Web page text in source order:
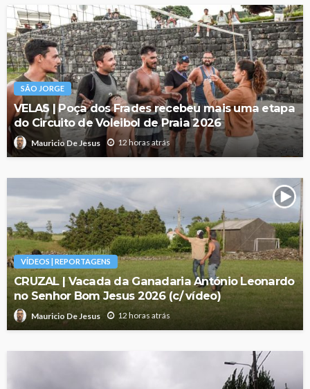
SÃO JORGE
VELAS | Poça dos Frades recebeu mais uma etapa
do Circuito de Voleibol de Praia 2026
Mauricio De Jesus 12 horas atrás
VÍDEOS | REPORTAGENS
CRUZAL | Vacada da Ganadaria António Leonardo
no Senhor Bom Jesus 2026 (c/ vídeo)
Mauricio De Jesus 12 horas atrás